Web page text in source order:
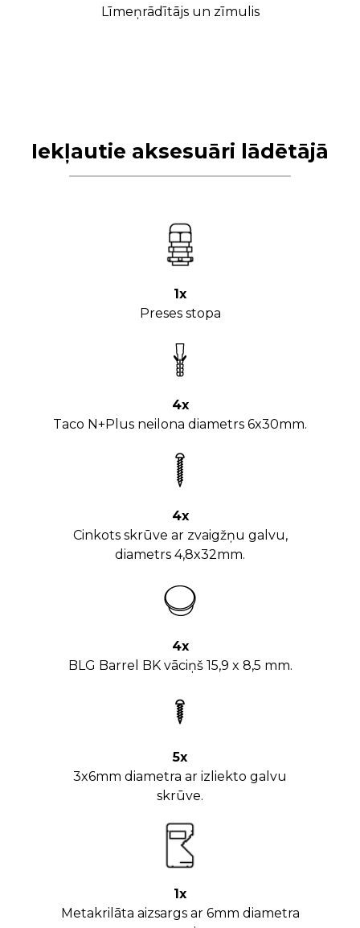
Līmeņrādītājs un zīmulis
Iekļautie aksesuāri lādētājā
1x
Preses stopa
4x
Taco N+Plus neilona diametrs 6x30mm.
4x
Cinkots skrūve ar zvaigžņu galvu,
diametrs 4,8x32mm.
4x
BLG Barrel BK vāciņš 15,9 x 8,5 mm.
5x
3x6mm diametra ar izliekto galvu
skrūve.
1x
Metakrilāta aizsargs ar 6mm diametra